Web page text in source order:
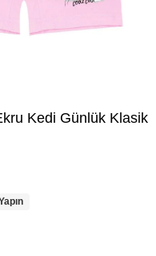
Kedi Günlük Klasik